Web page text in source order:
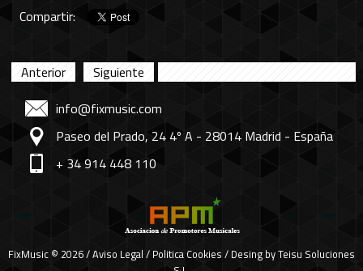
Compartir:
Anterior
Siguiente
info@fixmusic.com
Paseo del Prado, 24 4º A - 28014 Madrid - España
+ 34 914 448 110
FixMusic © 2026 /Aviso Legal / Politica Cookies / Desing byTeisu Soluciones